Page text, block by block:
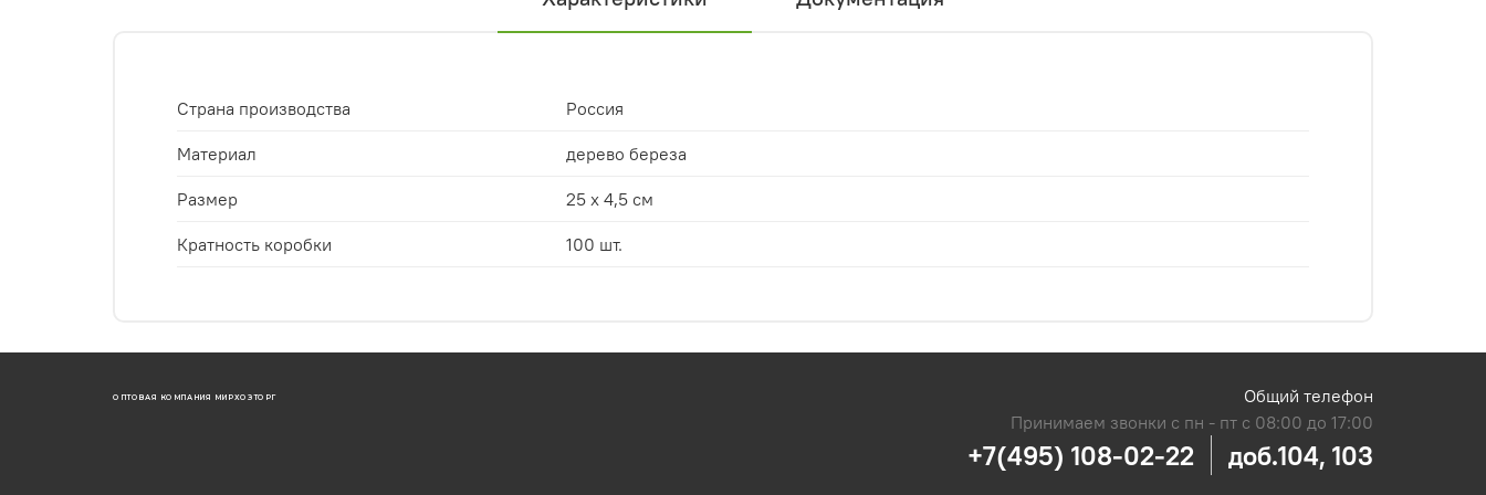
Страна производства Россия
Материал дерево береза
Размер 25 х 4,5 см
Кратность коробки 100 шт.
ОПТОВАЯ КОМПАНИЯ МИРХОЗТОРГ
Общий телефон
Принимаем звонки с пн - пт с 08:00 до 17:00
+7(495) 108-02-22 доб.104, 103